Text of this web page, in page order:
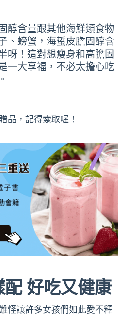
醇含量跟其他海鮮類食物
、螃蟹，海蜇皮膽固醇含
呀！這對想瘦身和高膽固
一大享福，不必太擔心吃
。
品，記得索取喔！
好吃又健康
怪讓許多女孩們如此愛不釋